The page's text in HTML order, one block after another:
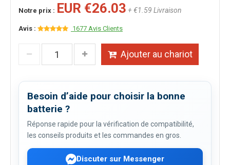
Notre prix : EUR €26.03 + €1.59 Livraison
Avis : 1677 Avis Clients
Ajouter au chariot
Besoin d’aide pour choisir la bonne
batterie ?
Réponse rapide pour la vérification de compatibilité,
les conseils produits et les commandes en gros.
Discuter sur Messenger